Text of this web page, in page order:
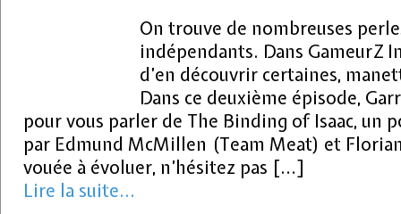
On trouve de nombreuses
indépendants. Dans GameurZ
d’en découvrir certaines,
Dans ce deuxième épisode,
pour vous parler de The Binding of Isaac, un
par Edmund McMillen (Team Meat) et
vouée à évoluer, n’hésitez pas […]
Lire la suite...